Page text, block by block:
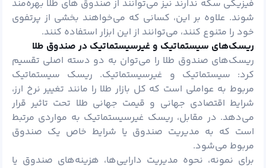
فیزیکی سکه ندارند نیز می‌توانند از صندوق‌ های طلا بهره‌مند
شوند. علاوه بر این، کسانی که می‌خواهند بخشی از پرتفوی
خود را متنوع کنند، می‌توانند از این ابزار استفاده کنند.
ریسک‌های سیستماتیک و غیرسیستماتیک در صندوق طلا
ریسک‌های صندوق طلا را می‌توان به دو دسته اصلی تقسیم
کرد: سیستماتیک و غیرسیستماتیک. ریسک سیستماتیک
مربوط به عواملی است که کل بازار طلا را مانند تغییر نرخ ارز،
شرایط اقتصادی جهانی و قیمت جهانی طلا تحت تاثیر قرار
می‌دهد. در مقابل، ریسک غیرسیستماتیک به مواردی مرتبط
است که به مدیریت صندوق یا شرایط خاص یک صندوق
مربوط می‌شود.
برای نمونه، نحوه مدیریت دارایی‌ها، هزینه‌های صندوق یا